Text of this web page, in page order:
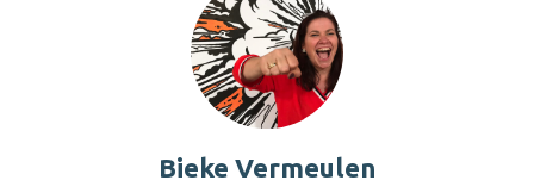
Bieke Vermeulen